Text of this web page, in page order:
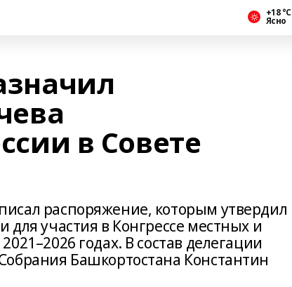
+18 °С
Ясно
в Совете
распоряжение, которым утвердил
для участия в Конгрессе местных и
годах. В состав делегации
Башкортостана Константин